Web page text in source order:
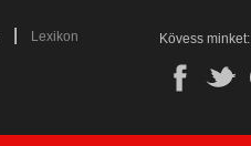
Lexikon
Kövess minket: